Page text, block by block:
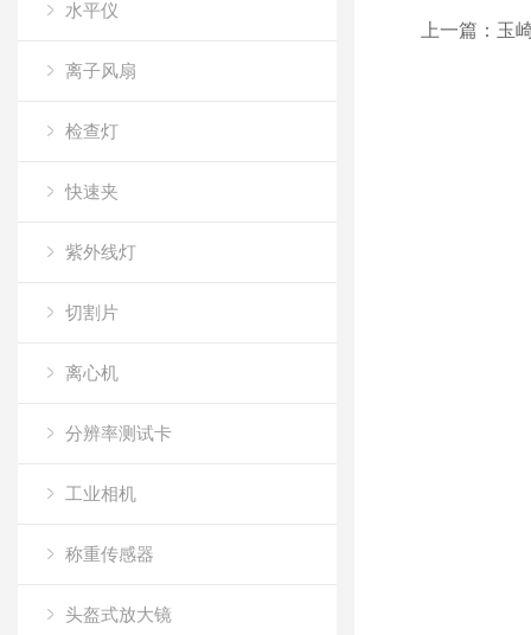
水平仪
离子风扇
检查灯
快速夹
紫外线灯
切割片
离心机
分辨率测试卡
工业相机
称重传感器
头盔式放大镜
上一篇： 玉崎